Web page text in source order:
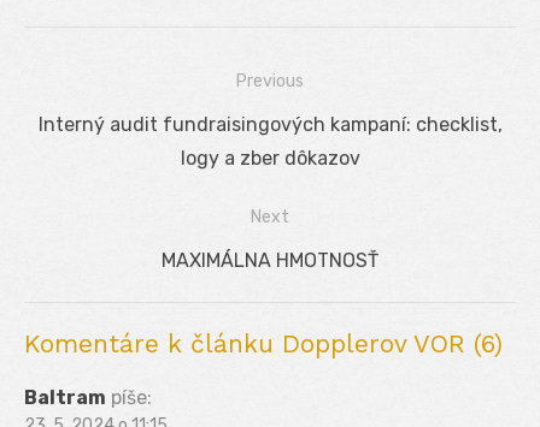
Navigácia
Previous
Previous
Interný audit fundraisingových kampaní: checklist,
logy a zber dôkazov
Next
Next
MAXIMÁLNA HMOTNOSŤ
Komentáre k článku Dopplerov VOR (6)
Baltram píše: